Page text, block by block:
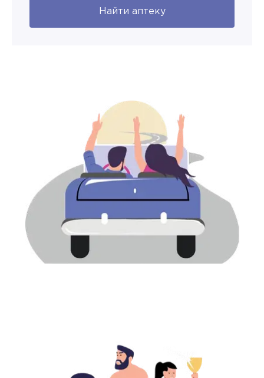
Найти аптеку